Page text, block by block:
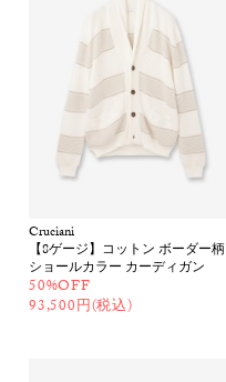
Cruciani
【8ゲージ】コットン ボーダー柄
ショールカラー カーディガン
50%OFF
93,500円(税込)